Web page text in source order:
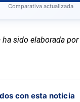
Comparativa actualizada
ha sido elaborada por
con esta noticia